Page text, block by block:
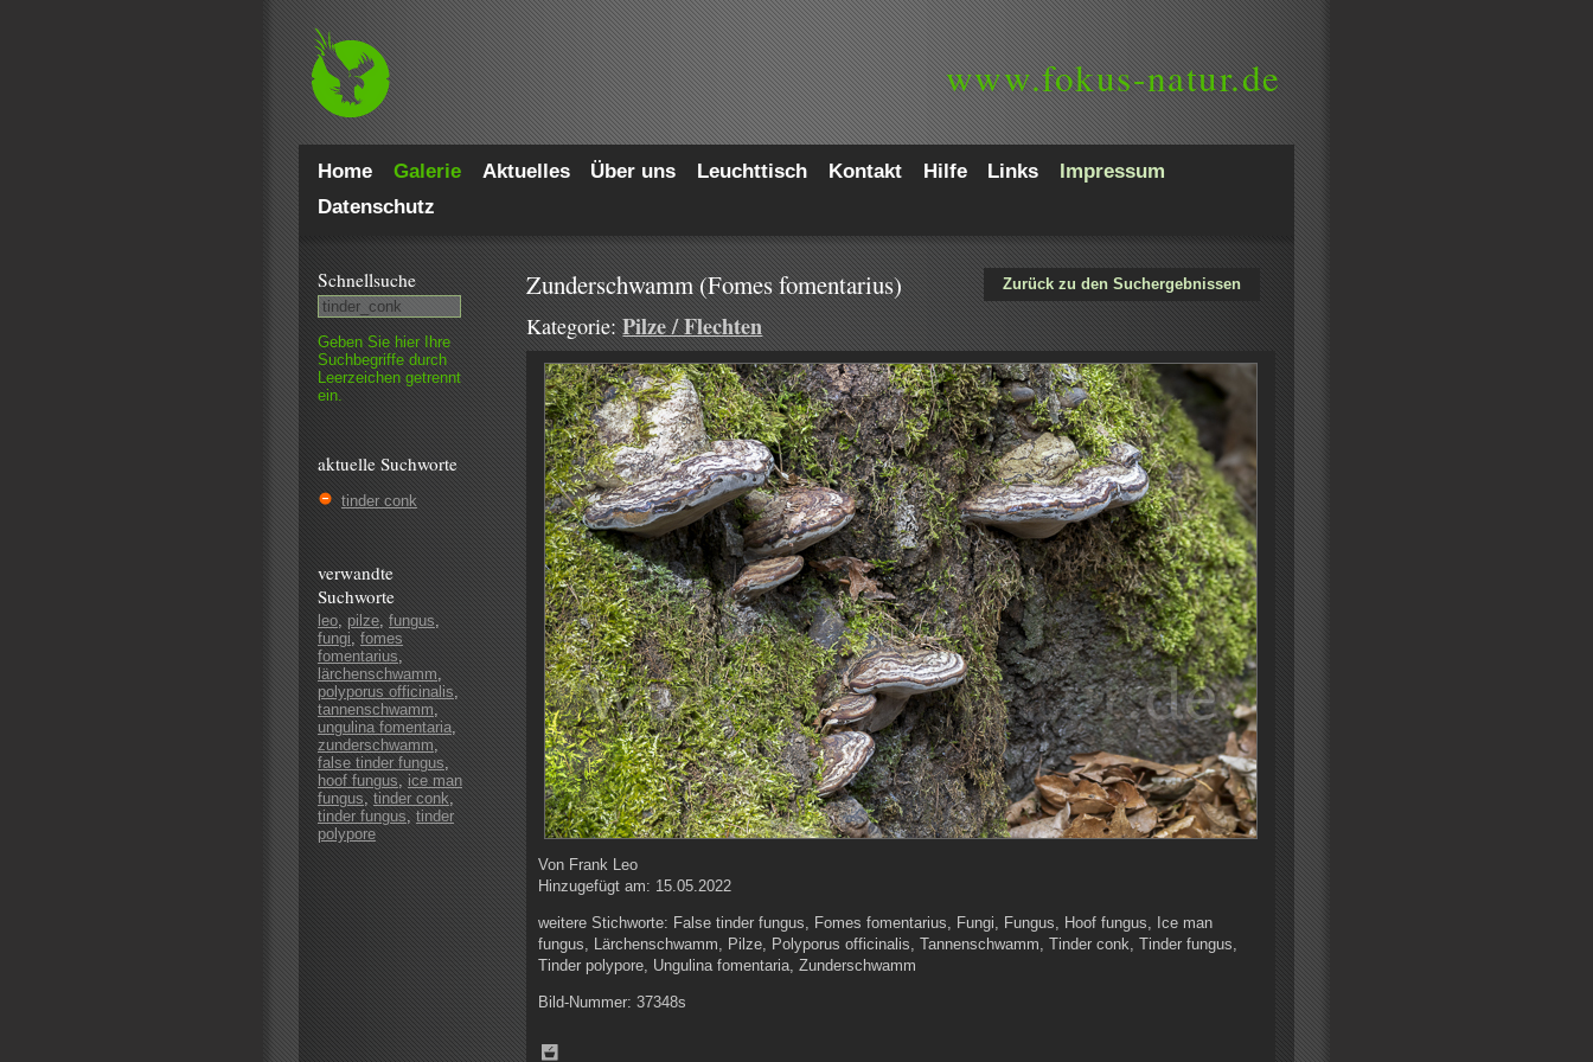
www.fokus-natur.de
Home Galerie Aktuelles Über uns Leuchttisch Kontakt Hilfe Links
Impressum
Datenschutz
Schnell­suche
Geben Sie hier Ihre
Such­begriffe durch
Leer­zeichen getrennt
ein.
aktuelle Suchworte
tinder conk
verwandte
Suchworte
leo, pilze, fungus,
fungi, fomes
fomentarius,
lärchenschwamm,
polyporus officinalis,
tannenschwamm,
ungulina fomentaria,
zunderschwamm,
false tinder fungus,
hoof fungus, ice man
fungus, tinder conk,
tinder fungus, tinder
polypore
Zurück zu den Suchergebnissen
Zunderschwamm (Fomes fomentarius)
Kategorie:Pilze / Flechten
Von Frank Leo
Hinzugefügt am: 15.05.2022
weitere Stichworte: False tinder fungus, Fomes fomentarius, Fungi, Fungus, Hoof fungus, Ice man
fungus, Lärchenschwamm, Pilze, Polyporus officinalis, Tannenschwamm, Tinder conk, Tinder fungus,
Tinder polypore, Ungulina fomentaria, Zunderschwamm
Bild-Nummer:37348s